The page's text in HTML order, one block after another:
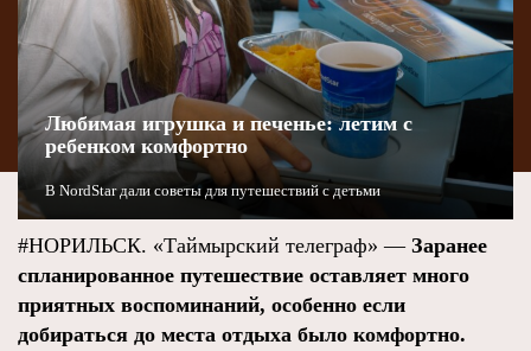
Любимая игрушка и печенье: летим с
ребенком комфортно
В NordStar дали советы для путешествий с детьми
#НОРИЛЬСК. «Таймырский телеграф» — Заранее
спланированное путешествие оставляет много
приятных воспоминаний, особенно если
добираться до места отдыха было комфортно.